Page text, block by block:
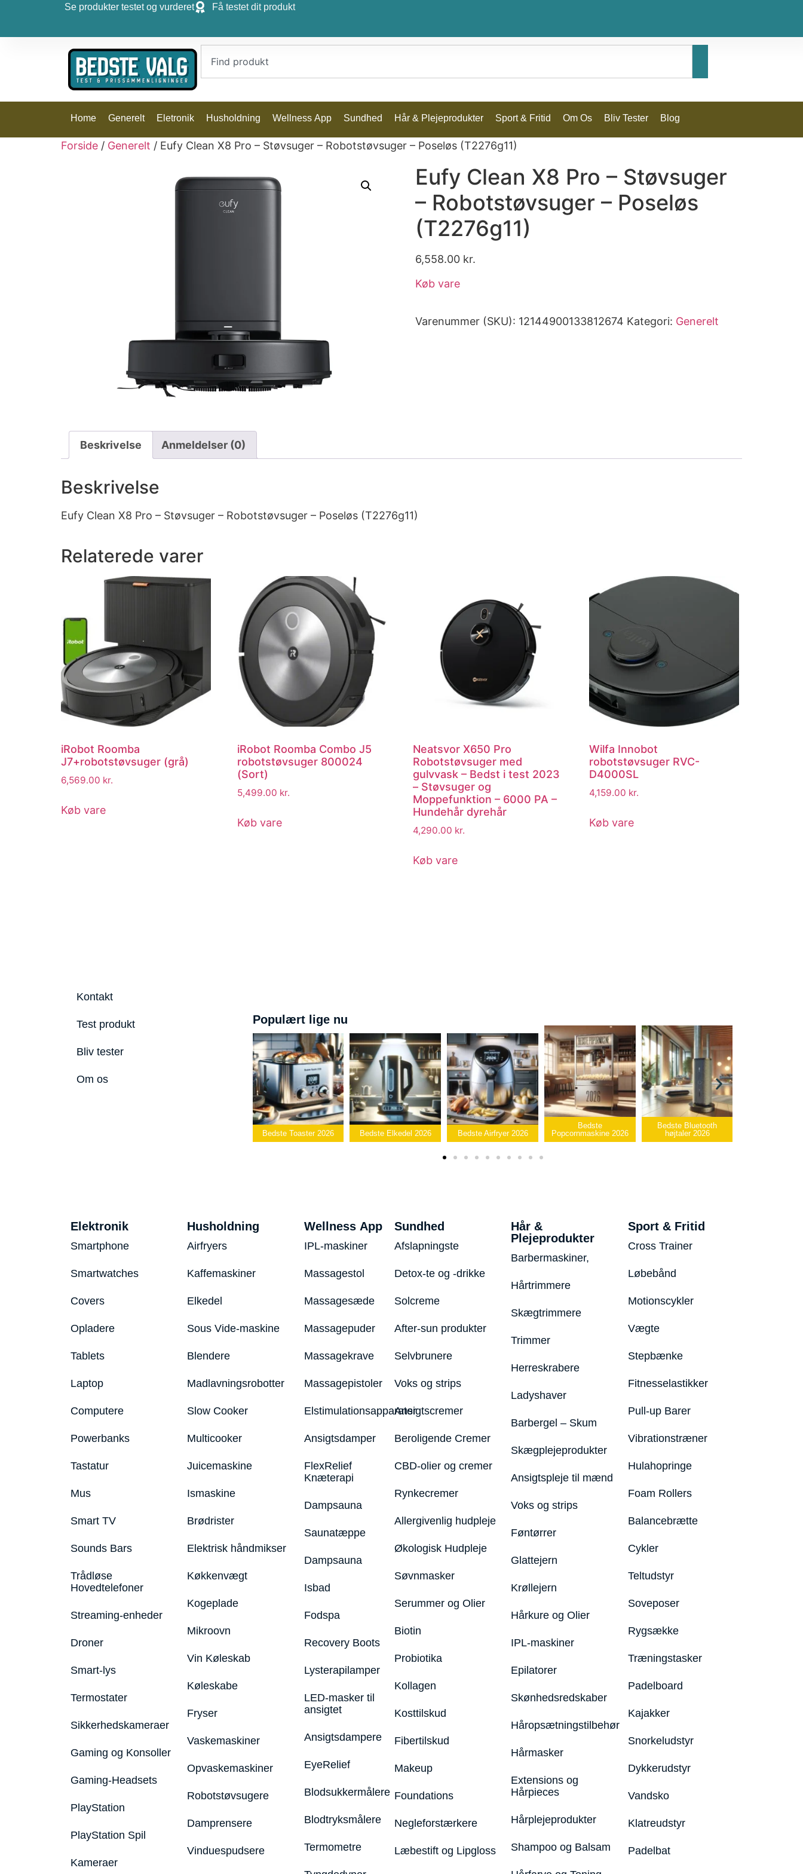
Se produkter testet og vurderet Få testet dit produkt
Home Generelt Eletronik Husholdning Wellness App Sundhed Hår & Plejeprodukter Sport & Fritid Om Os Bliv Tester Blog
Forside / Generelt / Eufy Clean X8 Pro – Støvsuger – Robotstøvsuger – Poseløs (T2276g11)
Eufy Clean X8 Pro – Støvsuger
– Robotstøvsuger – Poseløs
(T2276g11)
6,558.00 kr.
Køb vare
Varenummer (SKU): 12144900133812674 Kategori: Generelt
Beskrivelse Anmeldelser (0)
Beskrivelse
Eufy Clean X8 Pro – Støvsuger – Robotstøvsuger – Poseløs (T2276g11)
Relaterede varer
iRobot Roomba
J7+robotstøvsuger (grå)
6,569.00 kr.
Køb vare
iRobot Roomba Combo J5
robotstøvsuger 800024
(Sort)
5,499.00 kr.
Køb vare
Neatsvor X650 Pro
Robotstøvsuger med
gulvvask – Bedst i test 2023
– Støvsuger og
Moppefunktion – 6000 PA –
Hundehår dyrehår
4,290.00 kr.
Køb vare
Wilfa Innobot
robotstøvsuger RVC-
D4000SL
4,159.00 kr.
Køb vare
Kontakt
Test produkt
Bliv tester
Om os
Populært lige nu
Bedste Elkedel 2026 Bedste Airfryer 2026
Bedste
Popcornmaskine 2026
Bedste Bluetooth
højtaler 2026
Bedste infrarøde
varmepude 2026
Elektronik
Smartphone
Smartwatches
Covers
Opladere
Tablets
Laptop
Computere
Powerbanks
Tastatur
Mus
Smart TV
Sounds Bars
Trådløse
Hovedtelefoner
Streaming-enheder
Droner
Smart-lys
Termostater
Sikkerhedskameraer
Gaming og Konsoller
Gaming-Headsets
PlayStation
PlayStation Spil
Kameraer
Husholdning
Airfryers
Kaffemaskiner
Elkedel
Sous Vide-maskine
Blendere
Madlavningsrobotter
Slow Cooker
Multicooker
Juicemaskine
Ismaskine
Brødrister
Elektrisk håndmikser
Køkkenvægt
Kogeplade
Mikroovn
Vin Køleskab
Køleskabe
Fryser
Vaskemaskiner
Opvaskemaskiner
Robotstøvsugere
Damprensere
Vinduespudsere
Wellness App
IPL-maskiner
Massagestol
Massagesæde
Massagepuder
Massagekrave
Massagepistoler
Elstimulationsapparater
Ansigtsdamper
FlexRelief
Knæterapi
Dampsauna
Saunatæppe
Dampsauna
Isbad
Fodspa
Recovery Boots
Lysterapilamper
LED-masker til
ansigtet
Ansigtsdampere
EyeRelief
Blodsukkermålere
Blodtryksmålere
Termometre
Sundhed
Afslapningste
Detox-te og -drikke
Solcreme
After-sun produkter
Selvbrunere
Voks og strips
Ansigtscremer
Beroligende Cremer
CBD-olier og cremer
Rynkecremer
Allergivenlig hudpleje
Økologisk Hudpleje
Søvnmasker
Serummer og Olier
Biotin
Probiotika
Kollagen
Kosttilskud
Fibertilskud
Makeup
Foundations
Negleforstærkere
Læbestift og Lipgloss
Hår &
Plejeprodukter
Barbermaskiner,
Hårtrimmere
Skægtrimmere
Trimmer
Herreskrabere
Ladyshaver
Barbergel – Skum
Skægplejeprodukter
Ansigtspleje til mænd
Voks og strips
Føntørrer
Glattejern
Krøllejern
Hårkure og Olier
IPL-maskiner
Epilatorer
Skønhedsredskaber
Håropsætningstilbehør
Hårmasker
Extensions og
Hårpieces
Hårplejeprodukter
Shampoo og Balsam
Sport & Fritid
Cross Trainer
Løbebånd
Motionscykler
Vægte
Stepbænke
Fitnesselastikker
Pull-up Barer
Vibrationstræner
Hulahopringe
Foam Rollers
Balancebrætte
Cykler
Teltudstyr
Soveposer
Rygsække
Træningstasker
Padelboard
Kajakker
Snorkeludstyr
Dykkerudstyr
Vandsko
Klatreudstyr
Padelbat